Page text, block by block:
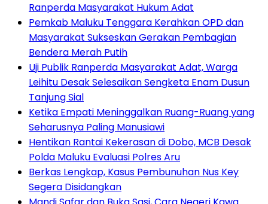
Ranperda Masyarakat Hukum Adat
Pemkab Maluku Tenggara Kerahkan OPD dan
Masyarakat Sukseskan Gerakan Pembagian
Bendera Merah Putih
Uji Publik Ranperda Masyarakat Adat, Warga
Leihitu Desak Selesaikan Sengketa Enam Dusun
Tanjung Sial
Ketika Empati Meninggalkan Ruang-Ruang yang
Seharusnya Paling Manusiawi
Hentikan Rantai Kekerasan di Dobo, MCB Desak
Polda Maluku Evaluasi Polres Aru
Berkas Lengkap, Kasus Pembunuhan Nus Key
Segera Disidangkan